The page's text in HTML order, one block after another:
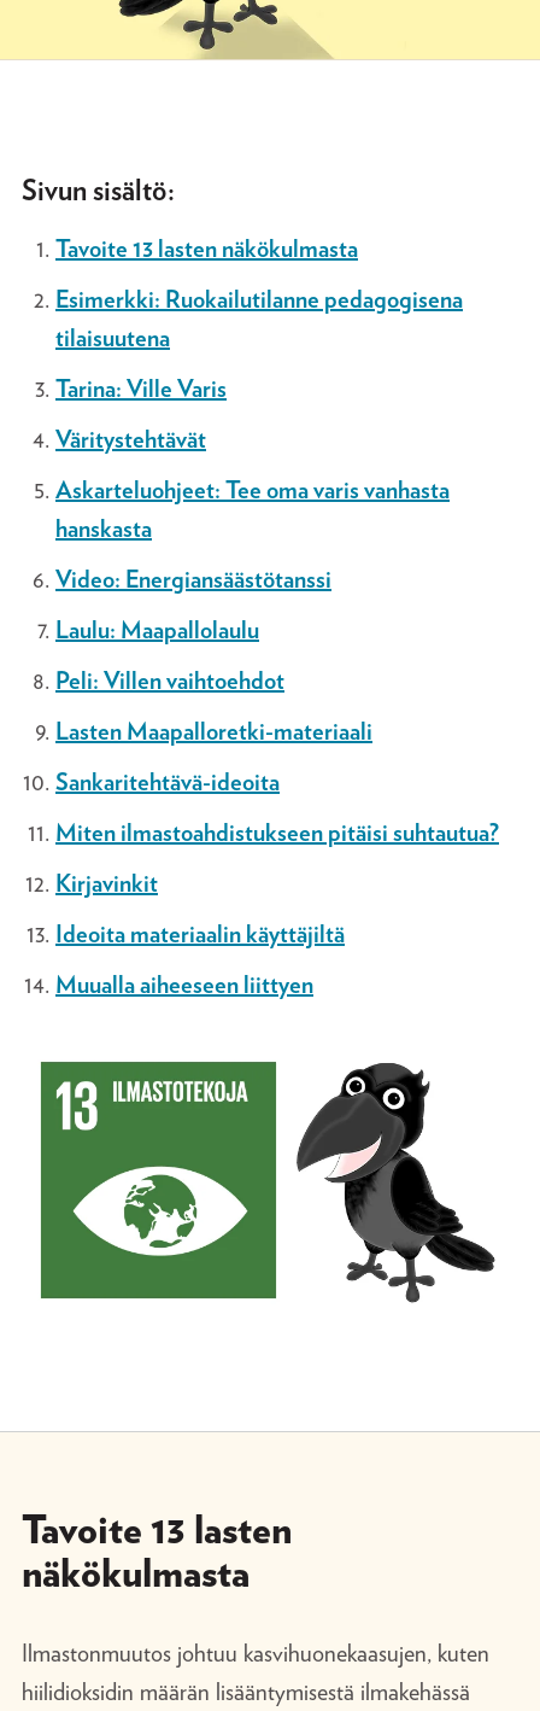
Sivun sisältö:
Tavoite 13 lasten näkökulmasta
Esimerkki: Ruokailutilanne pedagogisena
tilaisuutena
Tarina: Ville Varis
Väritystehtävät
Askarteluohjeet: Tee oma varis vanhasta
hanskasta
Video: Energiansäästötanssi
Laulu: Maapallolaulu
Peli: Villen vaihtoehdot
Lasten Maapalloretki-materiaali
Sankaritehtävä-ideoita
Miten ilmastoahdistukseen pitäisi suhtautua?
Kirjavinkit
Ideoita materiaalin käyttäjiltä
Muualla aiheeseen liittyen
Tavoite 13 lasten
näkökulmasta
Ilmastonmuutos johtuu kasvihuonekaasujen, kuten
hiilidioksidin määrän lisääntymisestä ilmakehässä